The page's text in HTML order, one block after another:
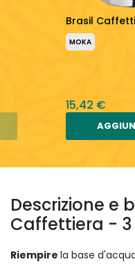
Brasil
MOKA
15,42 €
Descrizione e
Caffettiera - 3
Riempire la base